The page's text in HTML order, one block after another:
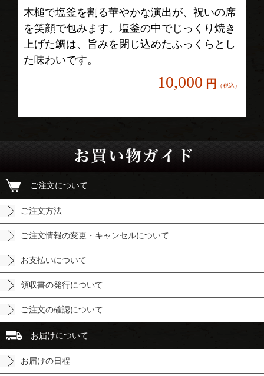
木槌で塩釜を割る華やかな演出が、祝いの席
を笑顔で包みます。塩釜の中でじっくり焼き
上げた鯛は、旨みを閉じ込めたふっくらとし
た味わいです。
10,000 円 （税込）
ご注文について
ご注文方法
ご注文情報の変更・キャンセルについて
お支払いについて
領収書の発行について
ご注文の確認について
お届けについて
お届けの日程